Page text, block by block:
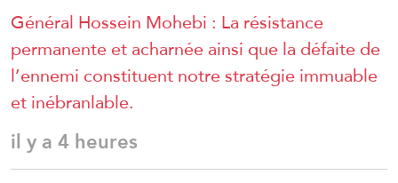
Général Hossein Mohebi : La résistance
permanente et acharnée ainsi que la défaite de
l’ennemi constituent notre stratégie immuable
et inébranlable.
il y a 4 heures